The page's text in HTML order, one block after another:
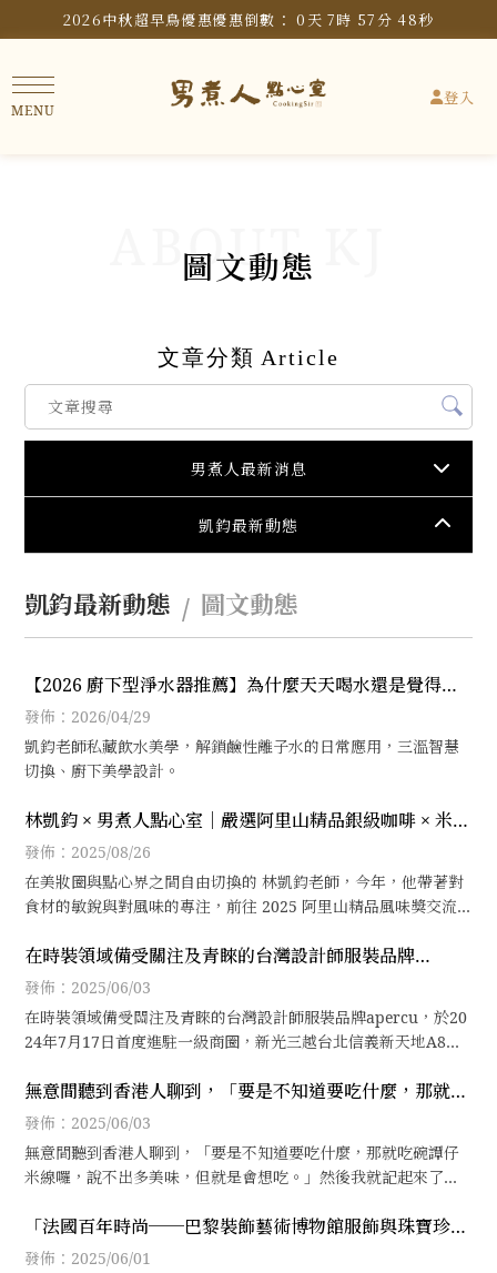
2026中秋超早鳥優惠優惠倒數：0 天7時 57分48秒
登入
圖文動態
文章分類 Article
男煮人最新消息
凱鈞最新動態
凱鈞最新動態 圖文動態
【2026 廚下型淨水器推薦】為什麼天天喝水還是覺得
乾？日本 TOYO 鹼性離子水熱飲機 H-8，讓飲水成為養顏
日常
發佈：2026/04/29
凱鈞老師私藏飲水美學，解鎖鹼性離子水的日常應用，三溫智慧
切換、廚下美學設計。
林凱鈞 × 男煮人點心室｜嚴選阿里山精品銀級咖啡 × 米穀
萃菓，打造台灣風味咖啡聯名禮盒｜黑咖啡｜阿里山咖啡
｜台灣伴手禮
發佈：2025/08/26
在美妝圈與點心界之間自由切換的 林凱鈞老師，今年，他帶著對
食材的敏銳與對風味的專注，前往 2025 阿里山精品風味獎交流
里山銀級水洗咖啡豆。
在時裝領域備受關注及青睞的台灣設計師服裝品牌
apercu
發佈：2025/06/03
在時裝領域備受關注及青睞的台灣設計師服裝品牌apercu，於20
24年7月17日首度進駐一級商圈，新光三越台北信義新天地A8館2
支持啊
無意間聽到香港人聊到，「要是不知道要吃什麼，那就吃
碗譚仔米線囉，說不出多美味，但就是會想吃。」
發佈：2025/06/03
無意間聽到香港人聊到，「要是不知道要吃什麼，那就吃碗譚仔
米線囉，說不出多美味，但就是會想吃。」然後我就記起來了，
「法國百年時尚──巴黎裝飾藝術博物館服飾與珠寶珍
藏，1770–1910年」
發佈：2025/06/01